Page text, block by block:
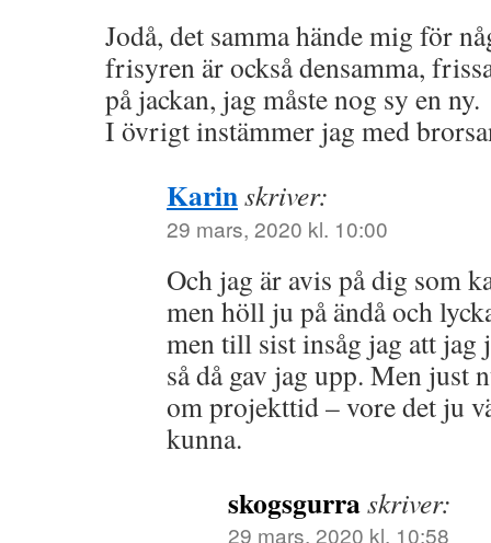
Jodå, det samma hände mig för
frisyren är också densamma,
på jackan, jag måste nog sy en ny.
I övrigt instämmer jag med
Karinskriver:
29 mars, 2020 kl. 10:00
Och jag är avis på dig som
men höll ju på ändå och
men till sist insåg jag att jag
så då gav jag upp. Men just
om projekttid – vore det ju
kunna.
skogsgurraskriver:
29 mars, 2020 kl. 10:58